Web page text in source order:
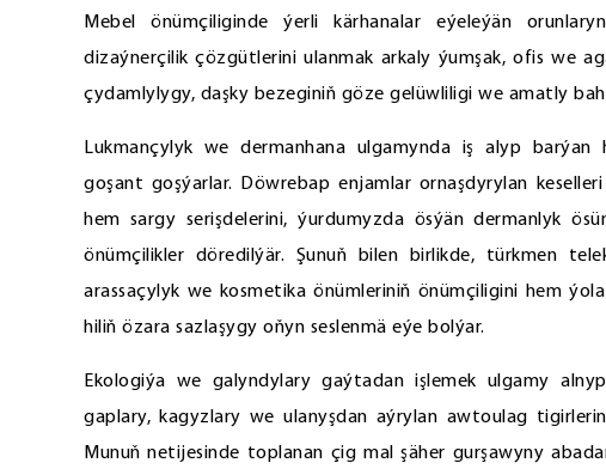
Mebel önümçiliginde ýerli kärhanalar eýeleýän
dizaýnerçilik çözgütlerini ulanmak arkaly ýumşak, ofis we
çydamlylygy, daşky bezeginiň göze gelüwliligi we amatly
Lukmançylyk we dermanhana ulgamynda iş alyp
goşant goşýarlar. Döwrebap enjamlar ornaşdyrylan
hem sargy serişdelerini, ýurdumyzda ösýän dermanlyk
önümçilikler döredilýär. Şunuň bilen birlikde, türkmen
arassaçylyk we kosmetika önümleriniň önümçiligini hem
hiliň özara sazlaşygy oňyn seslenmä eýe bolýar.
Ekologiýa we galyndylary gaýtadan işlemek ulgamy
gaplary, kagyzlary we ulanyşdan aýrylan awtoulag
Munuň netijesinde toplanan çig mal şäher gurşawyny